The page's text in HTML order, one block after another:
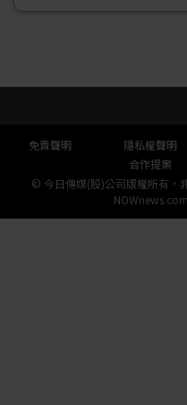
© 今日傳媒(股)公司版權所有，
頁尾選單
免責聲明 隱私權聲明
合作提案